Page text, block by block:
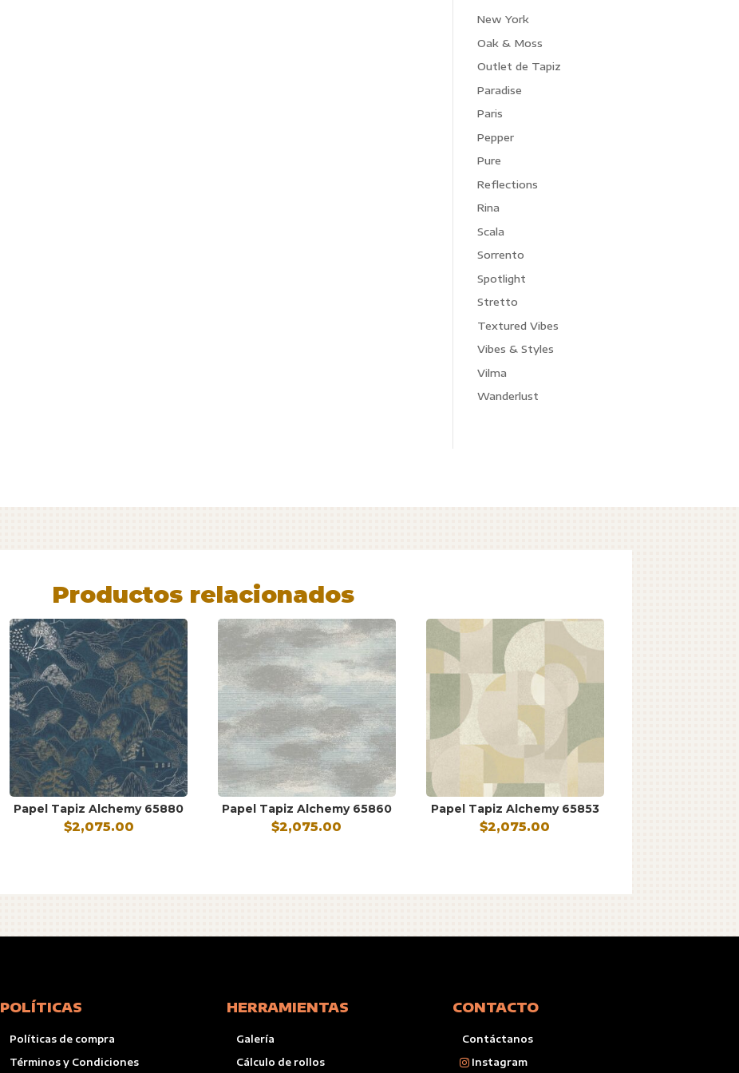
New York
Oak & Moss
Outlet de Tapiz
Paradise
Paris
Pepper
Pure
Reflections
Rina
Scala
Sorrento
Spotlight
Stretto
Textured Vibes
Vibes & Styles
Vilma
Wanderlust
Productos relacionados
Papel Tapiz Alchemy 65880
$2,075.00
Papel Tapiz Alchemy 65860
$2,075.00
Papel Tapiz Alchemy 65853
$2,075.00
POLÍTICAS
Políticas de compra
Términos y Condiciones
HERRAMIENTAS
Galería
Cálculo de rollos
CONTACTO
Contáctanos
Instagram